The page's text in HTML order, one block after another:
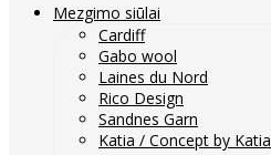
Mezgimo siūlai
Cardiff
Gabo wool
Laines du Nord
Rico Design
Sandnes Garn
Katia / Concept by Katia